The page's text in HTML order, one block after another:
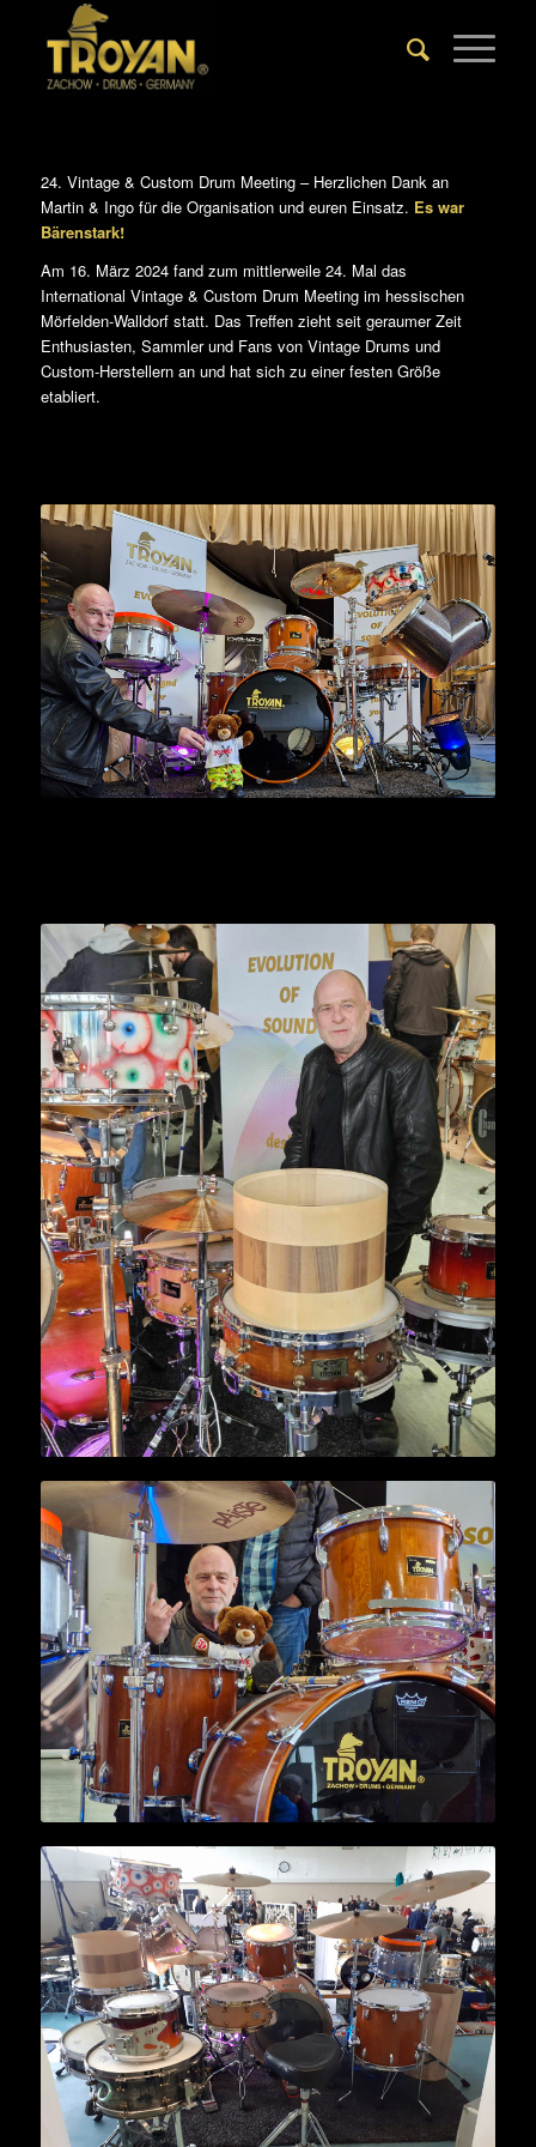
24. Vintage & Custom Drum Meeting – Herzlichen Dank an
Martin & Ingo für die Organisation und euren Einsatz. Es war
Bärenstark!
Am 16. März 2024 fand zum mittlerweile 24. Mal das
International Vintage & Custom Drum Meeting im hessischen
Mörfelden-Walldorf statt. Das Treffen zieht seit geraumer Zeit
Enthusiasten, Sammler und Fans von Vintage Drums und
Custom-Herstellern an und hat sich zu einer festen Größe
etabliert.